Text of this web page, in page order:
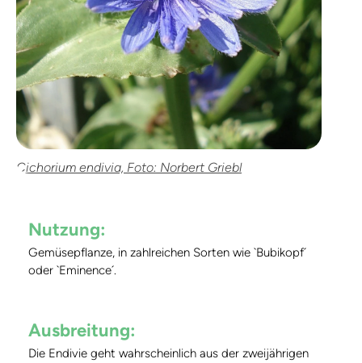
Cichorium endivia, Foto: Norbert Griebl
Nutzung:
Gemüsepflanze, in zahlreichen Sorten wie `Bubikopf´
oder `Eminence´.
Ausbreitung:
Die Endivie geht wahrscheinlich aus der zweijährigen